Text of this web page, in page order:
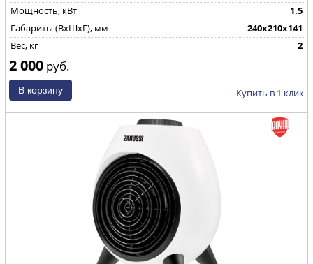
Мощность, кВт
1.5
Габариты (ВхШхГ), мм
240х210х141
Вес, кг
2
2 000 руб.
Купить в 1 клик